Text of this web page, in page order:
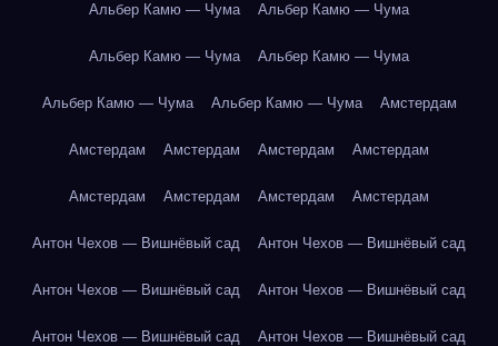
Альбер Камю — Чума Альбер Камю — Чума
Альбер Камю — Чума Альбер Камю — Чума
Альбер Камю — Чума Альбер Камю — Чума Амстердам
Амстердам Амстердам Амстердам Амстердам
Амстердам Амстердам Амстердам Амстердам
Антон Чехов — Вишнёвый сад Антон Чехов — Вишнёвый сад
Антон Чехов — Вишнёвый сад Антон Чехов — Вишнёвый сад
Антон Чехов — Вишнёвый сад Антон Чехов — Вишнёвый сад